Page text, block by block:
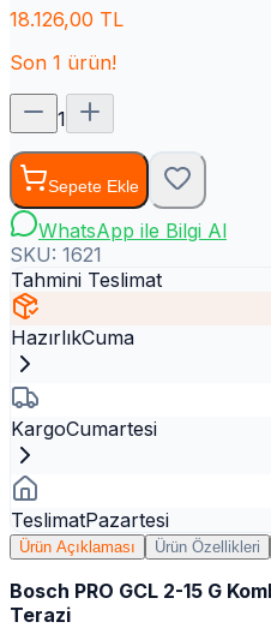
18.126,00 TL
Son 1 ürün!
1
Sepete Ekle
WhatsApp ile Bilgi Al
SKU: 1621
Tahmini Teslimat
HazırlıkCuma
KargoCumartesi
TeslimatPazartesi
Ürün Açıklaması Ürün Özellikleri
Bosch PRO GCL 2-15 G
Terazi